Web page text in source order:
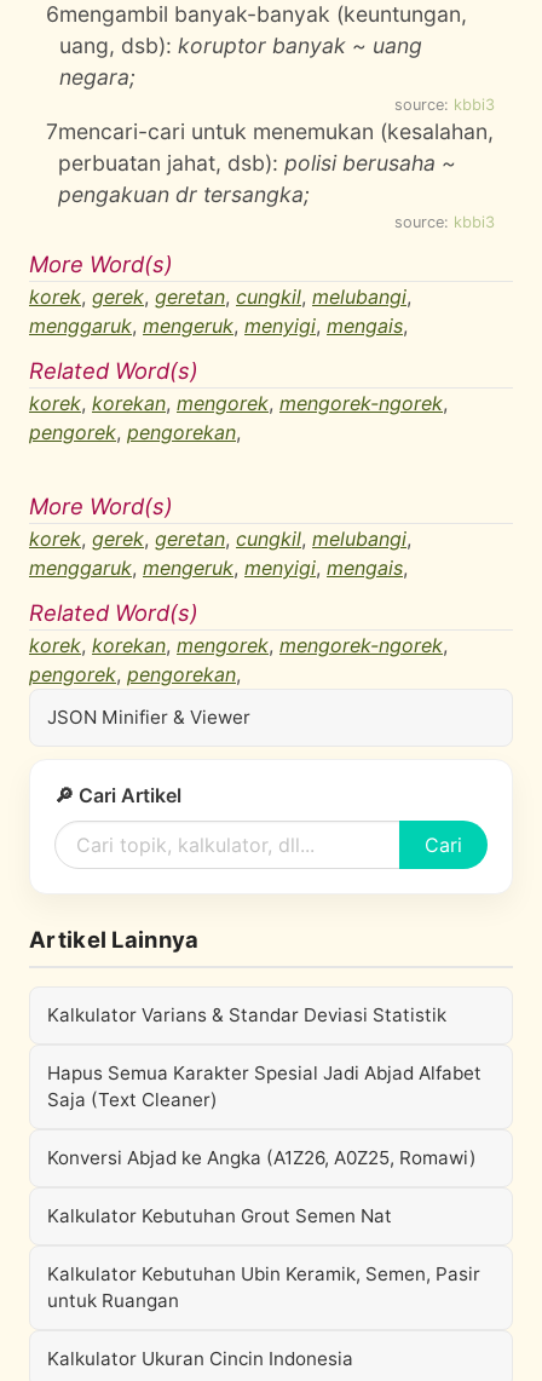
6mengambil banyak-banyak (keuntungan,
uang, dsb):koruptor banyak ~ uang
negara;
source: kbbi3
7mencari-cari untuk menemukan (kesalahan,
perbuatan jahat, dsb):polisi berusaha ~
pengakuan dr tersangka;
source: kbbi3
More Word(s)
korek, gerek, geretan, cungkil, melubangi,
menggaruk, mengeruk, menyigi, mengais,
Related Word(s)
korek, korekan, mengorek, mengorek-ngorek,
pengorek, pengorekan,
More Word(s)
korek, gerek, geretan, cungkil, melubangi,
menggaruk, mengeruk, menyigi, mengais,
Related Word(s)
korek, korekan, mengorek, mengorek-ngorek,
pengorek, pengorekan,
JSON Minifier & Viewer
🔎 Cari Artikel
Cari
Artikel Lainnya
Kalkulator Varians & Standar Deviasi Statistik
Hapus Semua Karakter Spesial Jadi Abjad Alfabet
Saja (Text Cleaner)
Konversi Abjad ke Angka (A1Z26, A0Z25, Romawi)
Kalkulator Kebutuhan Grout Semen Nat
Kalkulator Kebutuhan Ubin Keramik, Semen, Pasir
untuk Ruangan
Kalkulator Ukuran Cincin Indonesia